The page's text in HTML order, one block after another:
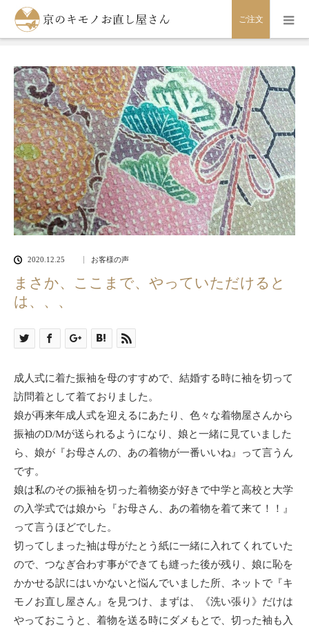
ご注文
ホーム京のキモノお直し屋さん お客様の声
まさか、ここま
で、やっていただけるとは、、、
2020.12.25 お客様の声
まさか、ここまで、やっていただけると
は、、、
成人式に着た振袖を母のすすめで、結婚する時に袖を切って
訪問着として着ておりました。
娘が再来年成人式を迎えるにあたり、色々な着物屋さんから
振袖のD/Mが送られるようになり、娘と一緒に見ていました
ら、娘が『お母さんの、あの着物が一番いいね』って言うん
です。
娘は私のその振袖を切った着物姿が好きで中学と高校と大学
の入学式では娘から『お母さん、あの着物を着て来て！！』
って言うほどでした。
切ってしまった袖は母がたとう紙に一緒に入れてくれていた
ので、つなぎ合わす事ができても縫った後が残り、娘に恥を
かかせる訳にはいかないと悩んでいました所、ネットで『キ
モノお直し屋さん』を見つけ、まずは、《洗い張り》だけは
やっておこうと、着物を送る時にダメもとで、切った袖も入